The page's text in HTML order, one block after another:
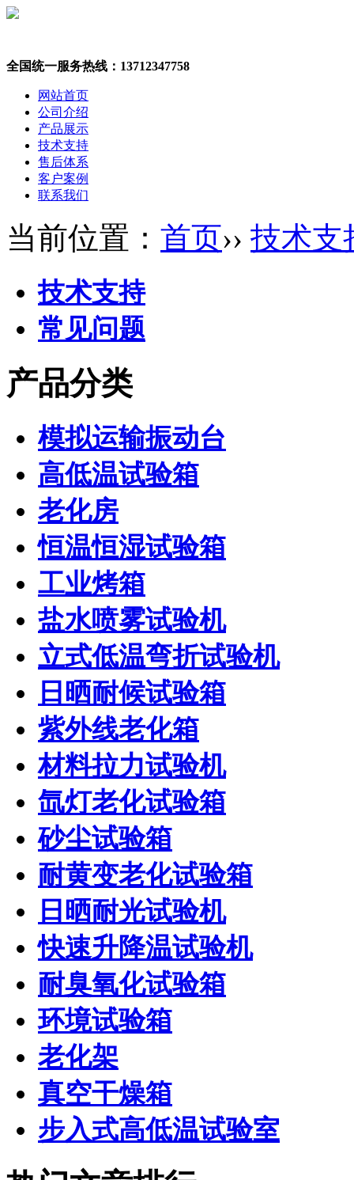
全国统一服务热线：13712347758
网站首页
公司介绍
产品展示
技术支持
售后体系
客户案例
联系我们
当前位置： 首页›› 技术支
技术支持
常见问题
产品分类
模拟运输振动台
高低温试验箱
老化房
恒温恒湿试验箱
工业烤箱
盐水喷雾试验机
立式低温弯折试验机
日晒耐候试验箱
紫外线老化箱
材料拉力试验机
氙灯老化试验箱
砂尘试验箱
耐黄变老化试验箱
日晒耐光试验机
快速升降温试验机
耐臭氧化试验箱
环境试验箱
老化架
真空干燥箱
步入式高低温试验室